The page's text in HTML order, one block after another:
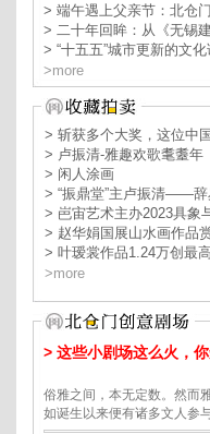
> 端午遇上父亲节：北仓
> 二十年回眸：从《无锡
> “十五五”城市更新的文
>more
> 斩获多个大奖，这位中
> 卢振清-雅趣欢歌耄耋年
> 闲人涂画
> “振鼎堂”主卢振清——
> 岜宙艺术主办2023具
> 赵华娟国展山水画作品
> 叶瑷裳作品1.24万创最
>more
> 这些小剧场这么火，
俗雅之间，本无定数。然而
如诞生以来便有诸多文人参